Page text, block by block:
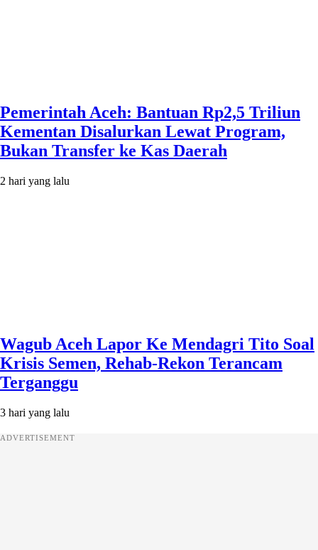
Pemerintah Aceh: Bantuan Rp2,5 Triliun
Kementan Disalurkan Lewat Program,
Bukan Transfer ke Kas Daerah
2 hari yang lalu
Wagub Aceh Lapor Ke Mendagri Tito Soal
Krisis Semen, Rehab-Rekon Terancam
Terganggu
3 hari yang lalu
ADVERTISEMENT